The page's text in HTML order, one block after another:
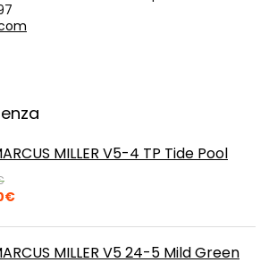
MILLER V5-4 TP Tide Pool
€Il
attuale
è:
495,00€.MILLER V5 24-5 Mild Green